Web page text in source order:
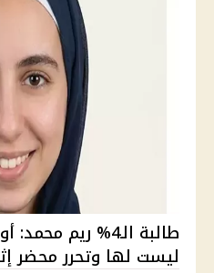
طالبة الـ4% ريم
ليست لها وتحرر محضر